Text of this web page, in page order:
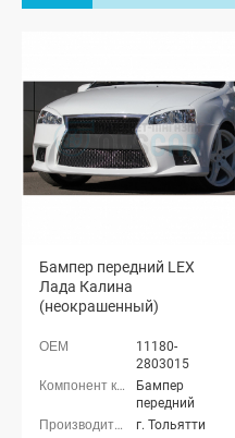
Бампер передний LEX
Лада Калина
(неокрашенный)
11180-
2803015
Бампер
передний
г. Тольятти